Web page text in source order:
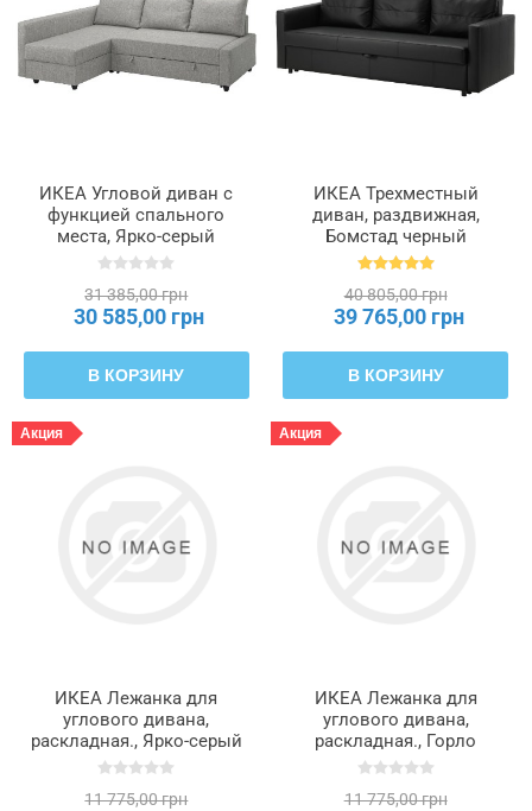
ИКЕА Угловой диван с
функцией спального
места, Ярко-серый
фарингит FRIHETEN
31 385,00 грн
30 585,00 грн
В КОРЗИНУ
ИКЕА Трехместный
диван, раздвижная,
Бомстад черный
FRIHETEN ФРИХЕТЭН,
40 805,00 грн
39 765,00 грн
В КОРЗИНУ
Акция
ИКЕА Лежанка для
углового дивана,
раскладная., Ярко-серый
фарингит FRIHETEN
11 775,00 грн
Акция
ИКЕА Лежанка для
углового дивана,
раскладная., Горло
коричнево-оранжевого
ФРИХЕТЭН, 505.512.35
11 775,00 грн